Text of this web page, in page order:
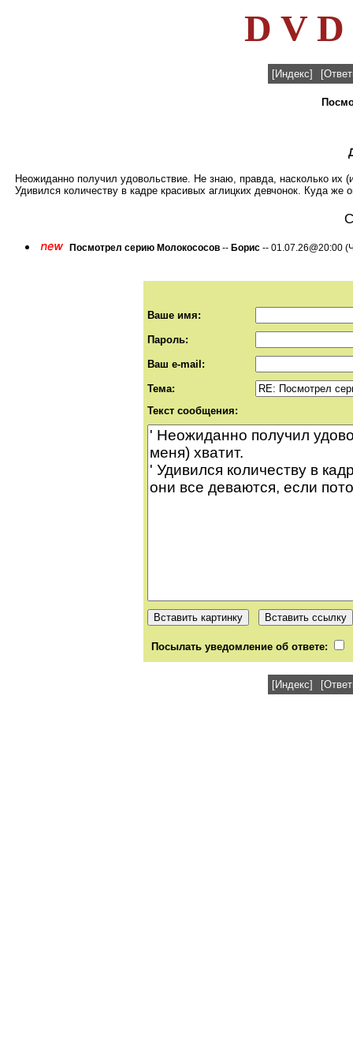
D V D
[Индекс]
Неожиданно получил удовольствие. Не знаю, правда, насколько их
Удивился количеству в кадре красивых аглицких девчонок. Куда
Посмотрел серию Молокососов -- Борис -- 01.07.26@20:00
Ваше имя:
Пароль:
Ваш e-mail:
Тема:
Текст сообщения:
Посылать уведомление об ответе:
[Индекс]